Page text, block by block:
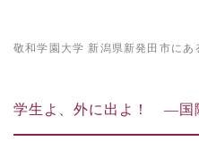
敬和学園大学 新潟県新発田市にあ
学生よ、外に出よ！ ―国